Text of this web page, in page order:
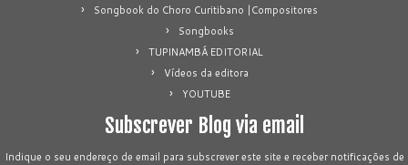
Songbook do Choro Curitibano |Compositores
Songbooks
TUPINAMBÁ EDITORIAL
Vídeos da editora
YOUTUBE
Subscrever Blog via email
Indique o seu endereço de email para subscrever este site e receber notificações de